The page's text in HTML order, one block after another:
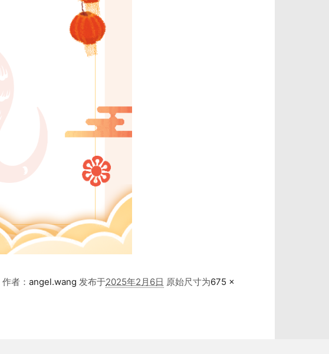
作者： angel.wang 发布于2025年2月6日 原始尺寸为675 ×